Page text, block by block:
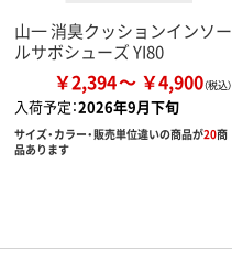
山一 消臭クッションインソー
ルサボシューズ YI80
￥2,394 ￥4,900
入荷予定：2026年9月下旬
サイズ・カラー・販売単位違いの商品が20商
品あります